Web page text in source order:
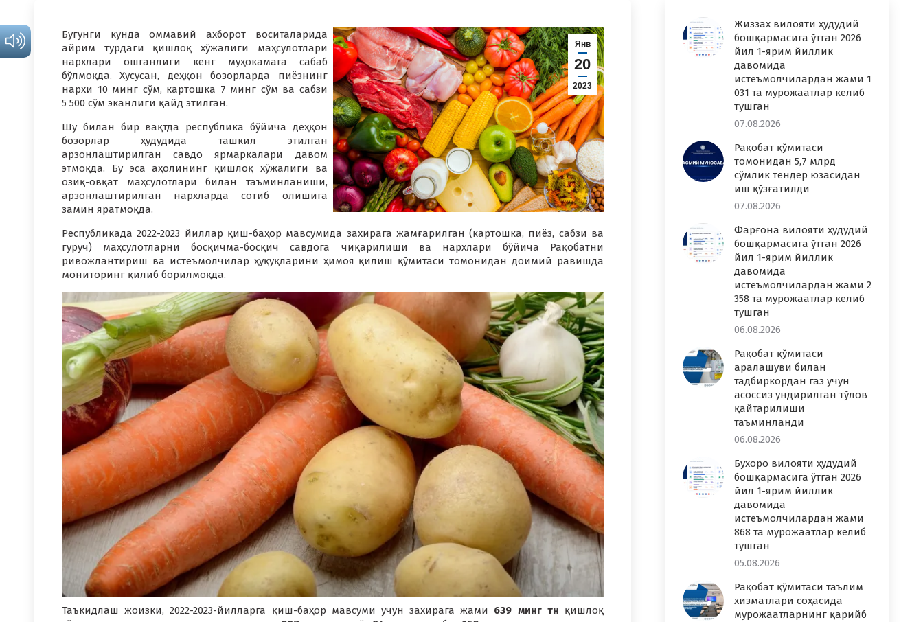
Янв
20
2023
Бугунги кунда оммавий ахборот воситаларида
айрим турдаги қишлоқ хўжалиги маҳсулотлари
нархлари ошганлиги кенг муҳокамага сабаб
бўлмоқда. Хусусан, деҳқон бозорларда пиёзнинг
нархи 10 минг сўм, картошка 7 минг сўм ва сабзи
5 500 сўм эканлиги қайд этилган.
Шу билан бир вақтда республика бўйича деҳқон
бозорлар ҳудудида ташкил этилган
арзонлаштирилган савдо ярмаркалари давом
этмоқда. Бу эса аҳолининг қишлоқ хўжалиги ва
озиқ-овқат маҳсулотлари билан таъминланиши,
арзонлаштирилган нархларда сотиб олишига
замин яратмоқда.
Республикада 2022-2023 йиллар қиш-баҳор мавсумида захирага жамғарилган (картошка, пиёз, сабзи ва
гуруч) маҳсулотларни босқичма-босқич савдога чиқарилиши ва нархлари бўйича Рақобатни
ривожлантириш ва истеъмолчилар ҳуқуқларини ҳимоя қилиш қўмитаси томонидан доимий равишда
мониторинг қилиб борилмоқда.
Таъкидлаш жоизки, 2022-2023-йилларга қиш-баҳор мавсуми учун захирага жами 639 минг тн қишлоқ
Жиззах вилояти ҳудудий
бошқармасига ўтган 2026
йил 1-ярим йиллик
давомида
истеъмолчилардан жами 1
031 та мурожаатлар келиб
тушган
07.08.2026
Рақобат қўмитаси
томонидан 5,7 млрд
сўмлик тендер юзасидан
иш қўзғатилди
07.08.2026
Фарғона вилояти ҳудудий
бошқармасига ўтган 2026
йил 1-ярим йиллик
давомида
истеъмолчилардан жами 2
358 та мурожаатлар келиб
тушган
06.08.2026
Рақобат қўмитаси
аралашуви билан
тадбиркордан газ учун
асоссиз ундирилган тўлов
қайтарилиши
таъминланди
06.08.2026
Бухоро вилояти ҳудудий
бошқармасига ўтган 2026
йил 1-ярим йиллик
давомида
истеъмолчилардан жами
868 та мурожаатлар келиб
тушган
05.08.2026
Рақобат қўмитаси таълим
хизматлари соҳасида
мурожаатларнинг қарийб